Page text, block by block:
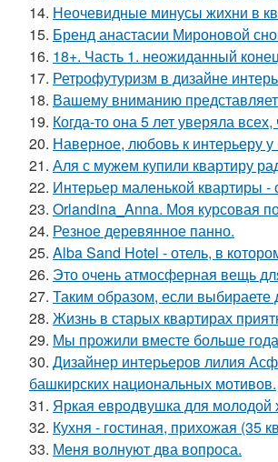
14. Неочевидные минусы жихни в
15. Бренд анастасии Мироновой
16. 18+. Часть 1. неожиданный
17. Ретрофутуризм в дизайне
18. Вашему вниманию
19. Когда-то она 5 лет уверяла
20. Наверное, любовь к интерьеру
21. Аля с мужем купили квартиру
22. Интерьер маленькой квартиры -
23. Orlandina_Anna. Моя курсовая
24. Резное деревянное панно.
25. Alba Sand Hotel - отель, в
26. Это очень атмосферная вещь
27. Таким образом, если выбираете
28. Жизнь в старых квартирах
29. Мы прожили вместе больше
30. Дизайнер интерьеров лилия
башкирских национальных мотивов.
31. Яркая евродвушка для молодой
32. Кухня - гостиная, прихожая (35
33. Меня волнуют два вопроса.